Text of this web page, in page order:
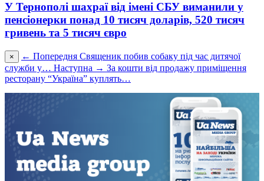
У Тернополі шахраї від імені СБУ виманили у
пенсіонерки понад 10 тисяч доларів, 520 тисяч
гривень та 5 тисяч євро
× ← Попередня Священик побив собаку під час дитячої
служби у… Наступна → За кошти від продажу приміщення
ресторану “Україна” куплять…